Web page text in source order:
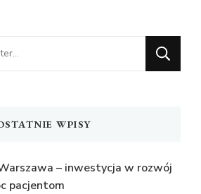
WPISY
– inwestycja w rozwój
pacjentom